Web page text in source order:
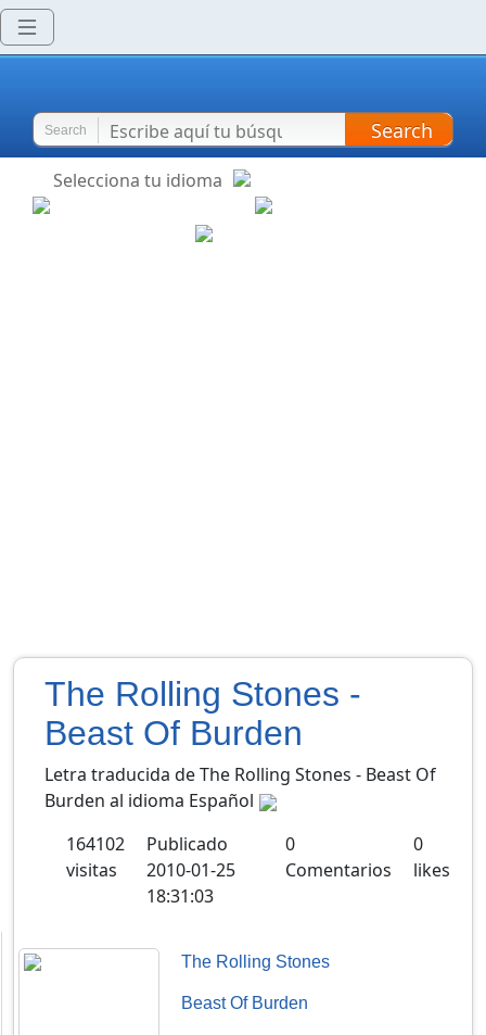
Search Search
Selecciona tu idioma
The Rolling Stones -
Beast Of Burden
Letra traducida de The Rolling Stones - Beast Of
Burden al idioma Español
164102
visitas
Publicado
2010-01-25
18:31:03
0
Comentarios
0
likes
The Rolling Stones
Beast Of Burden